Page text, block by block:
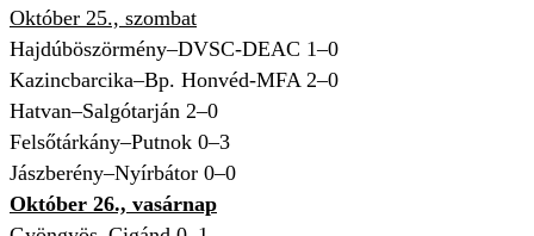
Október 25., szombat
Hajdúböszörmény–DVSC-DEAC 1–0
Kazincbarcika–Bp. Honvéd-MFA 2–0
Hatvan–Salgótarján 2–0
Felsőtárkány–Putnok 0–3
Jászberény–Nyírbátor 0–0
Október 26., vasárnap